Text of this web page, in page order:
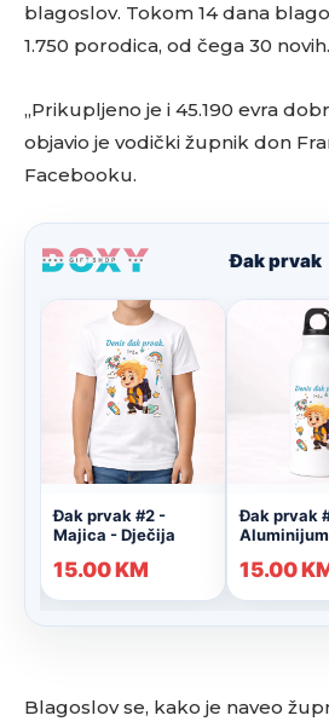
blagoslov. Tokom 14 dana
1.750 porodica, od čega 30 novih.
„Prikupljeno je i 45.190 evra
objavio je vodički župnik don
Facebooku.
Blagoslov se, kako je naveo